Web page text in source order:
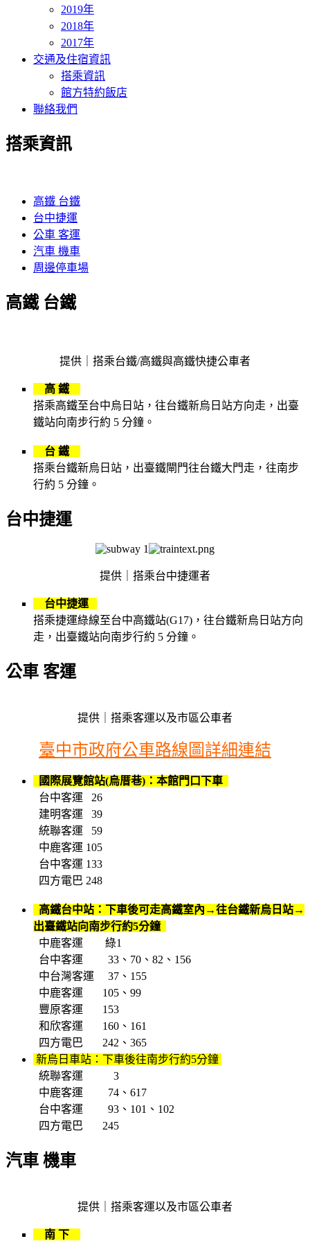
2019年
2018年
2017年
交通及住宿資訊
搭乘資訊
館方特約飯店
聯絡我們
搭乘資訊
高鐵 台鐵
台中捷運
公車 客運
汽車 機車
周邊停車場
高鐵 台鐵
提供｜搭乘台鐵/高鐵與高鐵快捷公車者
高 鐵
搭乘高鐵至台中烏日站，往台鐵新烏日站方向走，出臺
鐵站向南步行約 5 分鐘。
台 鐵
搭乘台鐵新烏日站，出臺鐵閘門往台鐵大門走，往南步
行約 5 分鐘。
台中捷運
提供｜搭乘台中捷運者
台中捷運
搭乘捷運綠線至台中高鐵站(G17)，往台鐵新烏日站方向
走，出臺鐵站向南步行約 5 分鐘。
公車 客運
提供｜搭乘客運以及市區公車者
臺中市政府公車路線圖詳細連結
國際展覽館站(烏厝巷)：本館門口下車
台中客運 26
建明客運 39
統聯客運 59
中鹿客運 105
台中客運 133
四方電巴 248
高鐵台中站：下車後可走高鐵室內→往台鐵新烏日站→
出臺鐵站向南步行約5分鐘
中鹿客運 綠1
台中客運 33、70、82、156
中台灣客運 37、155
中鹿客運 105、99
豐原客運 153
和欣客運 160、161
四方電巴 242、365
新烏日車站：下車後往南步行約5分鐘
統聯客運 3
中鹿客運 74、617
台中客運 93、101、102
四方電巴 245
汽車 機車
提供｜搭乘客運以及市區公車者
南 下